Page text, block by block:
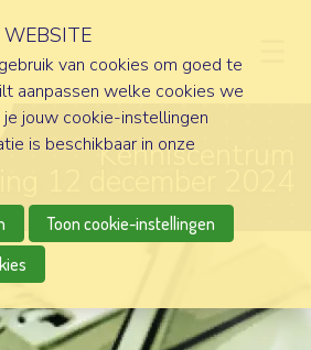
Kenniscentrum
12 december 2024
WEBSITE
van cookies om goed te
aanpassen welke cookies we
je jouw cookie-instellingen
is beschikbaar in onze
Toon cookie-instellingen